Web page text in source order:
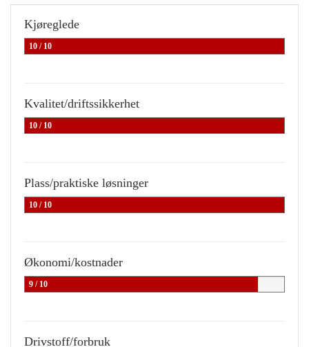
Kjøreglede
10 / 10
Kvalitet/driftssikkerhet
10 / 10
Plass/praktiske løsninger
10 / 10
Økonomi/kostnader
9 / 10
Drivstoff/forbruk